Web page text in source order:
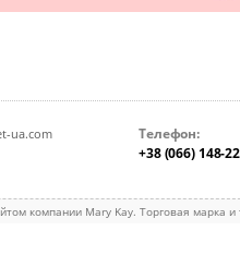
ua.com
Телефон:
+38 (066) 148-
компании Mary Kay. Торговая марка и